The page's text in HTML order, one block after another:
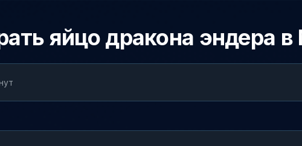
яйцо дракона эндера